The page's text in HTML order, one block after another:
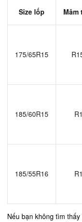
Size lốp Mâm
175/65R15
185/60R15
185/55R16
Nếu bạn không tìm